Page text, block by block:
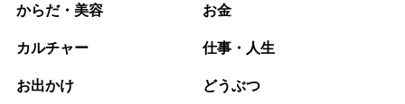
からだ・美容 お金
カルチャー 仕事・人生
お出かけ どうぶつ